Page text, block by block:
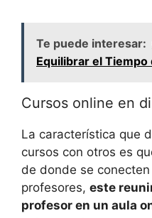
Te puede interesar:
Equilibrar el Tiempo
Cursos online en
La característica que
cursos con otros es
de donde se
profesores, este
profesor en un aula